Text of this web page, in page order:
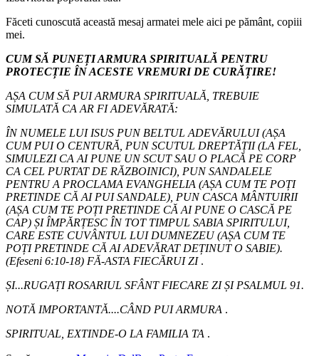
Făceti cunoscută această mesaj armatei mele aici pe pământ, copiii
mei.
CUM SĂ PUNEȚI ARMURA SPIRITUALĂ PENTRU
PROTECȚIE ÎN ACESTE VREMURI DE CURĂȚIRE!
AȘA CUM SĂ PUI ARMURA SPIRITUALĂ, TREBUIE
SIMULATĂ CA AR FI ADEVĂRATĂ:
ÎN NUMELE LUI ISUS PUN BELTUL ADEVĂRULUI (AȘA
CUM PUI O CENTURĂ, PUN SCUTUL DREPTĂȚII (LA FEL,
SIMULEZI CA AI PUNE UN SCUT SAU O PLACĂ PE CORP
CA CEL PURTAT DE RĂZBOINICI), PUN SANDALELE
PENTRU A PROCLAMA EVANGHELIA (AȘA CUM TE POȚI
PRETINDE CĂ AI PUI SANDALE), PUN CASCA MÂNTUIRII
(AȘA CUM TE POȚI PRETINDE CĂ AI PUNE O CASCĂ PE
CAP) ȘI ÎMPĂRȚESC ÎN TOT TIMPUL SABIA SPIRITULUI,
CARE ESTE CUVÂNTUL LUI DUMNEZEU (AȘA CUM TE
POȚI PRETINDE CĂ AI ADEVĂRAT DEȚINUT O SABIE).
(Efeseni 6:10-18) FĂ-ASTA FIECĂRUI ZI .
ȘI...RUGAȚI ROSARIUL SFÂNT FIECARE ZI ȘI PSALMUL 91.
NOTĂ IMPORTANTĂ....CÂND PUI ARMURA .
SPIRITUAL, EXTINDE-O LA FAMILIA TA .